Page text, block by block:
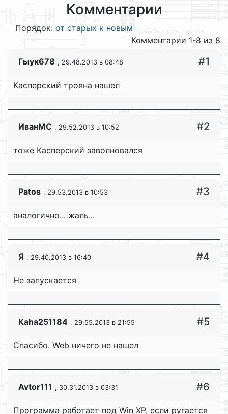
Комментарии
Порядок: от старых к новым
Комментарии 1-8 из 8
Гыук678 , 29.48.2013 в 08:48 #1
Касперский трояна нашел
ИванМС , 29.52.2013 в 10:52 #2
тоже Касперский заволновался
Patos , 29.53.2013 в 10:53 #3
аналогично... жаль...
Я , 29.40.2013 в 16:40 #4
Не запускается
Kaha251184 , 29.55.2013 в 21:55 #5
Спасибо. Web ничего не нашел
Avtor111 , 30.31.2013 в 03:31 #6
Программа работает под Win XP, если ругается